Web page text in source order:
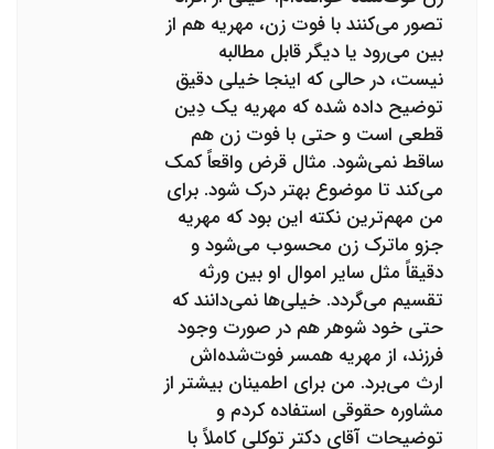
تصور می‌کنند با فوت زن، مهریه هم از
بین می‌رود یا دیگر قابل مطالبه
نیست، در حالی که اینجا خیلی دقیق
توضیح داده شده که مهریه یک دِین
قطعی است و حتی با فوت زن هم
ساقط نمی‌شود. مثال قرض واقعاً کمک
می‌کند تا موضوع بهتر درک شود. برای
من مهم‌ترین نکته این بود که مهریه
جزو ماترک زن محسوب می‌شود و
دقیقاً مثل سایر اموال او بین ورثه
تقسیم می‌گردد. خیلی‌ها نمی‌دانند که
حتی خود شوهر هم در صورت وجود
فرزند، از مهریه همسر فوت‌شده‌اش
ارث می‌برد. من برای اطمینان بیشتر از
مشاوره حقوقی استفاده کردم و
توضیحات آقای دکتر توکلی کاملاً با